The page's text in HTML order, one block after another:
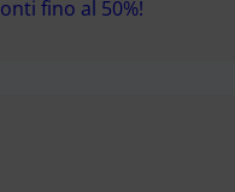
fino al 50%!